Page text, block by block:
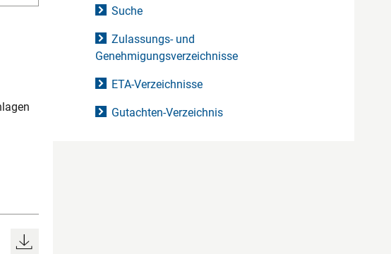
Suche
Zulassungs- und
Genehmigungsverzeichnisse
ETA-Verzeichnisse
Gutachten-Verzeichnis